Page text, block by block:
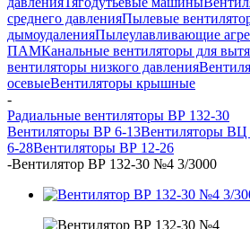
среднего давленияПылевые
дымоудаленияПылеулавливающие
ПАМКанальные вентиляторы для
вентиляторы низкого давления
осевыеВентиляторы крышные
-
Радиальные вентиляторы ВР 132-30
Вентиляторы ВР 6-13Вентиляторы ВЦ
6-28Вентиляторы ВР 12-26
-Вентилятор ВР 132-30 №4 3/3000